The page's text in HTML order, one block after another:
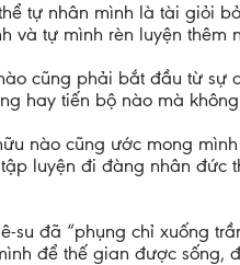
tự nhân mình là tài giỏi
và tự mình rèn luyện thêm
cũng phải bắt đầu từ
hay tiến bộ nào mà
nào cũng ước mong
luyện đi đàng nhân đức
su đã “phụng chỉ xuống
để thế gian được sống,